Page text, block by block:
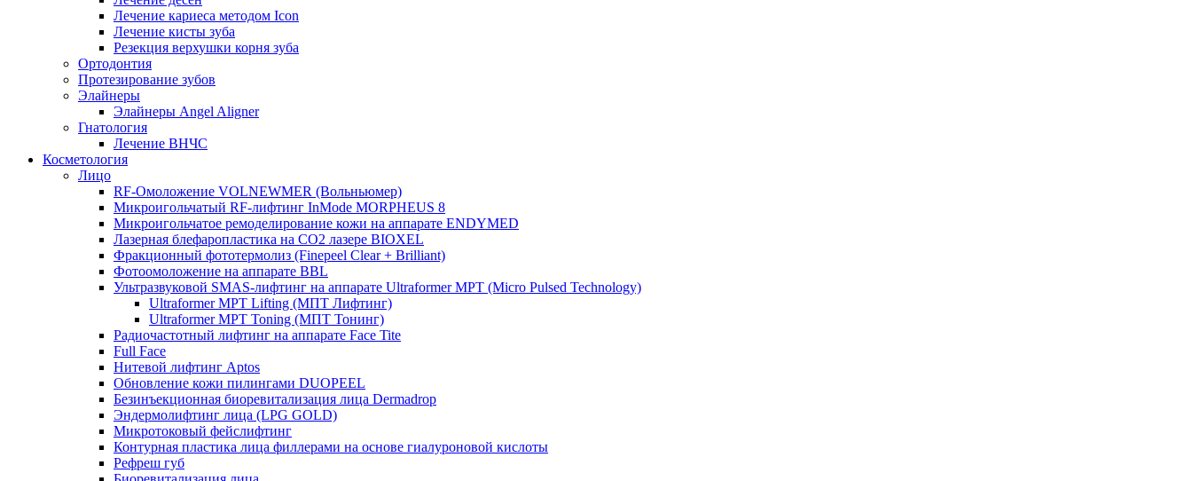
Лечение кариеса методом Icon
Лечение кисты зуба
Резекция верхушки корня зуба
Ортодонтия
Протезирование зубов
Элайнеры
Элайнеры Angel Aligner
Гнатология
Лечение ВНЧС
Косметология
Лицо
RF-Омоложение VOLNEWMER (Вольньюмер)
Микроигольчатый RF-лифтинг InMode MORPHEUS 8
Микроигольчатое ремоделирование кожи на аппарате ENDYMED
Лазерная блефаропластика на CO2 лазере BIOXEL
Фракционный фототермолиз (Finepeel Clear + Brilliant)
Фотоомоложение на аппарате BBL
Ультразвуковой SMAS-лифтинг на аппарате Ultraformer MPT (Micro Pulsed Technology)
Ultraformer MPT Lifting (МПТ Лифтинг)
Ultraformer MPT Toning (МПТ Тонинг)
Радиочастотный лифтинг на аппарате Face Tite
Full Face
Нитевой лифтинг Aptos
Обновление кожи пилингами DUOPEEL
Безинъекционная биоревитализация лица Dermadrop
Эндермолифтинг лица (LPG GOLD)
Микротоковый фейслифтинг
Контурная пластика лица филлерами на основе гиалуроновой кислоты
Рефреш губ